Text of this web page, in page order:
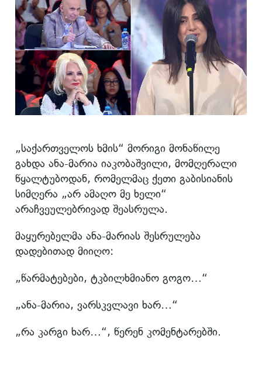
„საქართველოს ხმის“ მორიგი მონაწილე
გახდა ანა-მარია იაკობაშვილი, მომღერალი
წყალტუბოდან, რომელმაც ქეთი გაბისიანის
სიმღერა „არ ამაღო მე ხელი“
არაჩვეულებრივად შეასრულა.
მაყურებელმა ანა-მარიას შესრულება
დადებითად მიიღო:
„წარმატებები, ტკბილხმიანო გოგო…“
„ანა-მარია, ვარსკვლავი ხარ…“
„რა კარგი ხარ…“, წერენ კომენტარებში.